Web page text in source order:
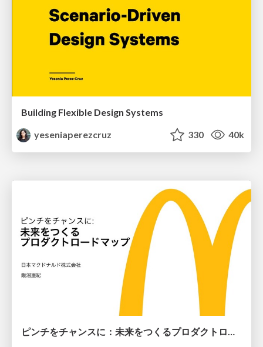
Building Flexible Design Systems
yeseniaperezcruz
330 40k